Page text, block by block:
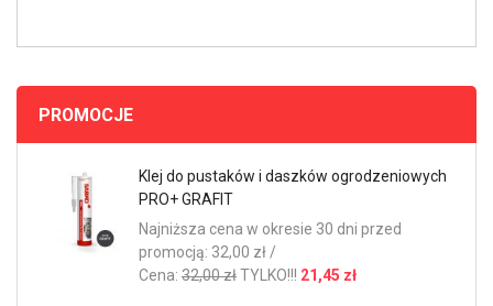
PROMOCJE
Klej do pustaków i daszków ogrodzeniowych
PRO+ GRAFIT
Najniższa cena w okresie 30 dni przed
promocją: 32,00 zł /
Cena: 32,00 złTYLKO!!! 21,45 zł